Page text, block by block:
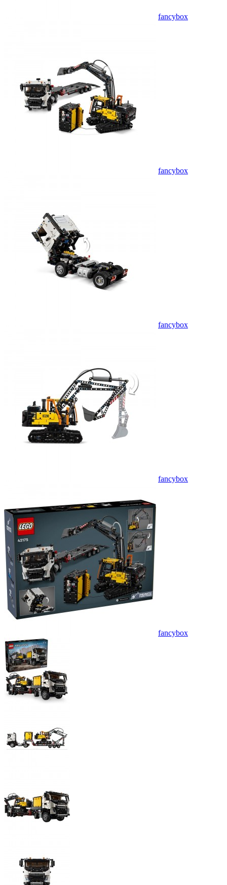
fancybox
fancybox
fancybox
fancybox
fancybox